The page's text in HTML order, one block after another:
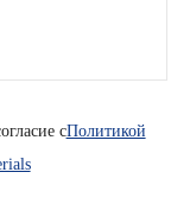
сПолитикой